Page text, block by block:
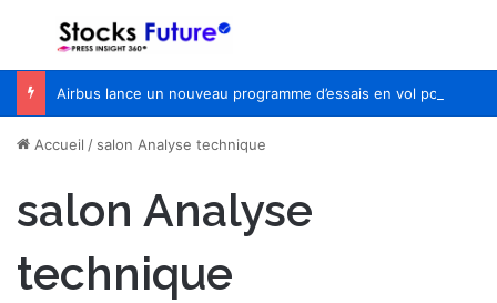
Menu
Accueil / salon Analyse technique
salon Analyse
technique